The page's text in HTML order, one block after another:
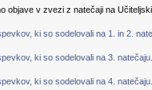
objave v zvezi z natečaji na
ki so sodelovali na 1. in 2.
ki so sodelovali na 3. natečaju.
ki so sodelovali na 4. natečaju.